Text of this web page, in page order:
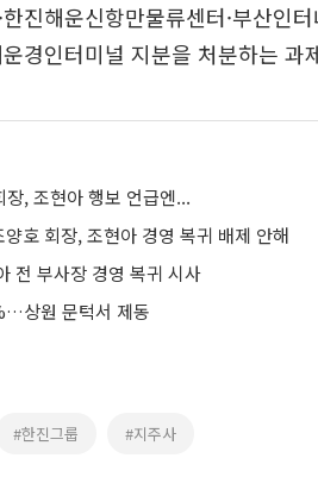
진해운신항만물류센터·부산인
경인터미널 지분을 처분하는 과
, 조현아 행보 언급엔...
호 회장, 조현아 경영 복귀 배제 안해
전 부사장 경영 복귀 시사
상원 문턱서 제동
#한진그룹 #지주사